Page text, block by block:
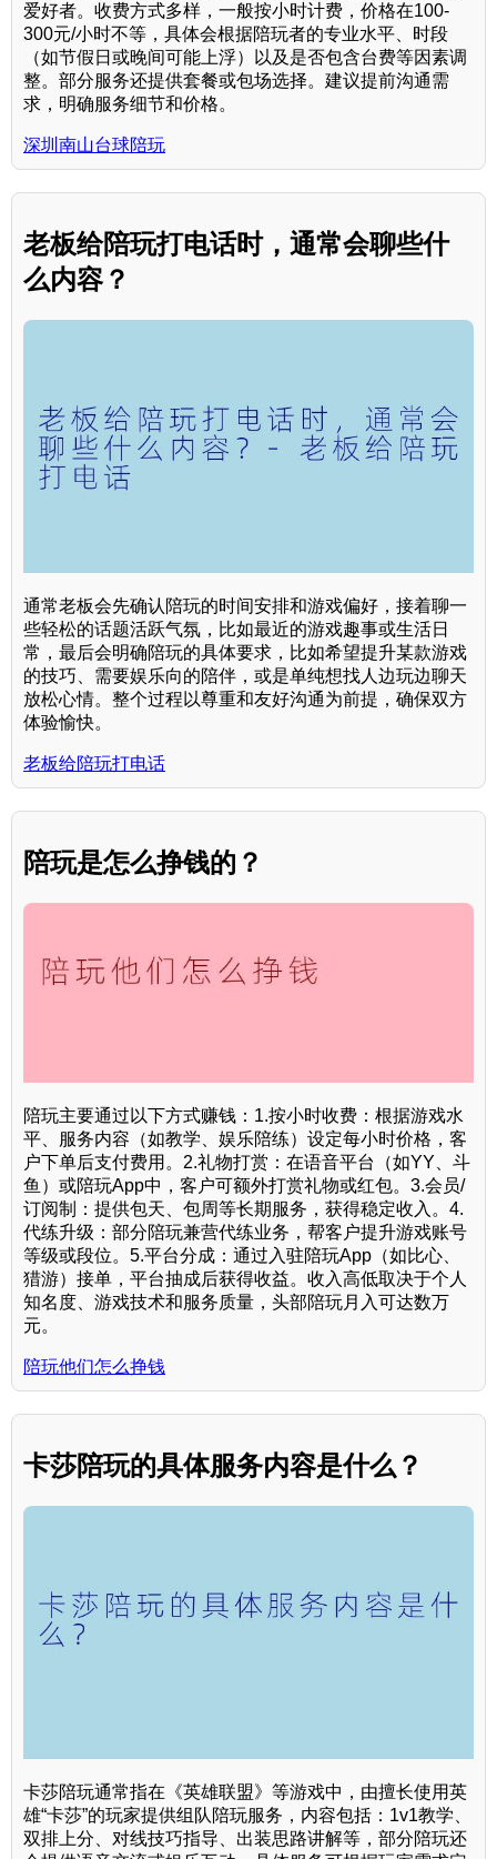
爱好者。收费方式多样，一般按小时计费，价格在100-
300元/小时不等，具体会根据陪玩者的专业水平、时段
（如节假日或晚间可能上浮）以及是否包含台费等因素调
整。部分服务还提供套餐或包场选择。建议提前沟通需
求，明确服务细节和价格。
深圳南山台球陪玩
老板给陪玩打电话时，通常会聊些什
么内容？
通常老板会先确认陪玩的时间安排和游戏偏好，接着聊一
些轻松的话题活跃气氛，比如最近的游戏趣事或生活日
常，最后会明确陪玩的具体要求，比如希望提升某款游戏
的技巧、需要娱乐向的陪伴，或是单纯想找人边玩边聊天
放松心情。整个过程以尊重和友好沟通为前提，确保双方
体验愉快。
老板给陪玩打电话
陪玩是怎么挣钱的？
陪玩主要通过以下方式赚钱：1.按小时收费：根据游戏水
平、服务内容（如教学、娱乐陪练）设定每小时价格，客
户下单后支付费用。2.礼物打赏：在语音平台（如YY、斗
鱼）或陪玩App中，客户可额外打赏礼物或红包。3.会员/
订阅制：提供包天、包周等长期服务，获得稳定收入。4.
代练升级：部分陪玩兼营代练业务，帮客户提升游戏账号
等级或段位。5.平台分成：通过入驻陪玩App（如比心、
猎游）接单，平台抽成后获得收益。收入高低取决于个人
知名度、游戏技术和服务质量，头部陪玩月入可达数万
元。
陪玩他们怎么挣钱
卡莎陪玩的具体服务内容是什么？
卡莎陪玩通常指在《英雄联盟》等游戏中，由擅长使用英
雄“卡莎”的玩家提供组队陪玩服务，内容包括：1v1教学、
双排上分、对线技巧指导、出装思路讲解等，部分陪玩还